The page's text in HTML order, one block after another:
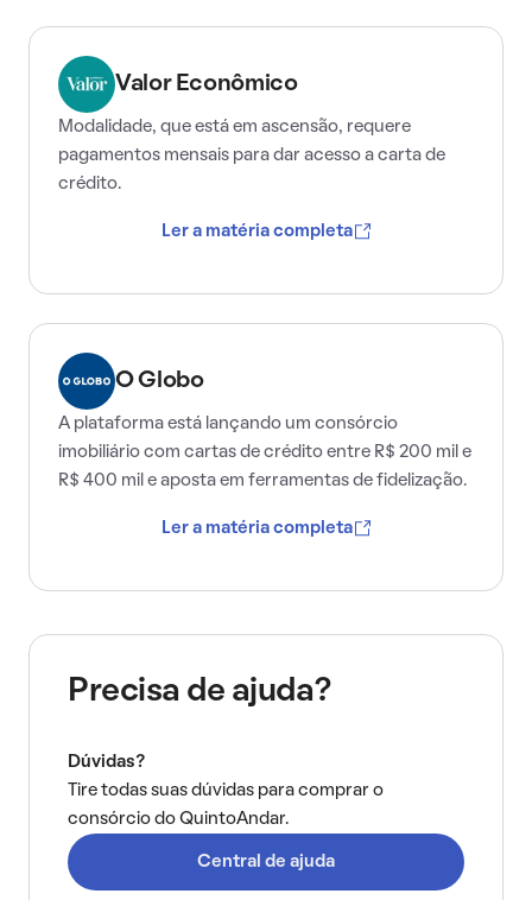
Valor Econômico
Modalidade, que está em ascensão, requere
pagamentos mensais para dar acesso a carta de
crédito.
Ler a matéria completa
O Globo
A plataforma está lançando um consórcio
imobiliário com cartas de crédito entre R$ 200 mil e
R$ 400 mil e aposta em ferramentas de fidelização.
Ler a matéria completa
Precisa de ajuda?
Dúvidas?
Tire todas suas dúvidas para comprar o
consórcio do QuintoAndar.
Central de ajuda